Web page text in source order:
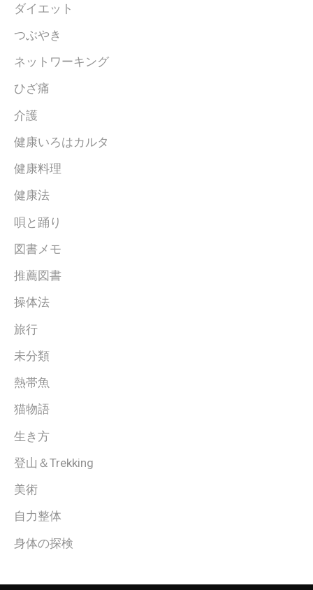
ダイエット
つぶやき
ネットワーキング
ひざ痛
介護
健康いろはカルタ
健康料理
健康法
唄と踊り
図書メモ
推薦図書
操体法
旅行
未分類
熱帯魚
猫物語
生き方
登山＆Trekking
美術
自力整体
身体の探検